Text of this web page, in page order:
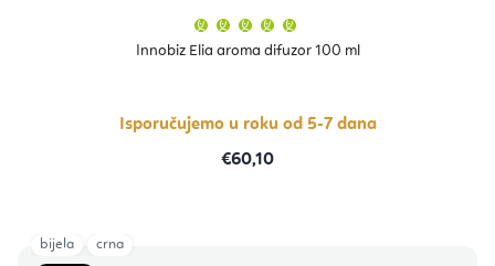
Innobiz Elia aroma difuzor 100 ml
proizvoda
je
zvjezdica.
Isporučujemo u roku od 5-7 dana
€60,10
bijela crna